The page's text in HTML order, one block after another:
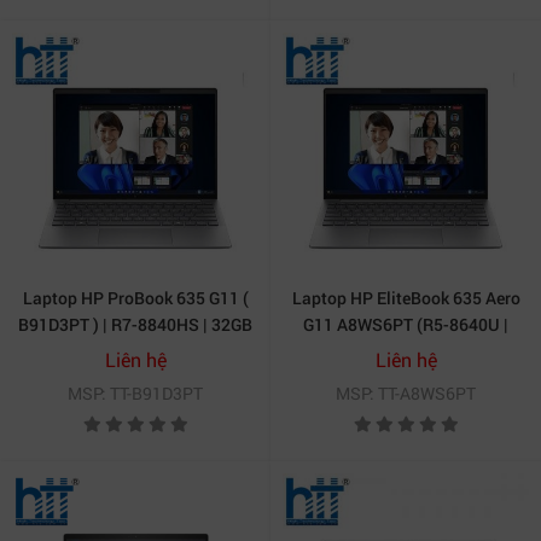
Laptop HP ProBook 635 G11 (
B91D3PT ) | R7-8840HS | 32GB
RAM | 512GB SSD | 13.3 inch
WUXGA | AMD Graphics | 3 Cell
| Win 11 Home | 1Yr
Liên hệ
MSP: TT-B91D3PT
Laptop HP EliteBook 635 Aero
G11 A8WS6PT (R5-8640U |
16GB | 512GB | AMD Radeon |
13.3' WUXGA | Win 11)
Liên hệ
MSP: TT-A8WS6PT